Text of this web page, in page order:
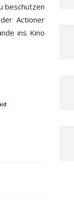
beschützen
Actioner
ins Kino